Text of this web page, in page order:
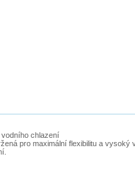
chlazení
pro maximální flexibilitu a